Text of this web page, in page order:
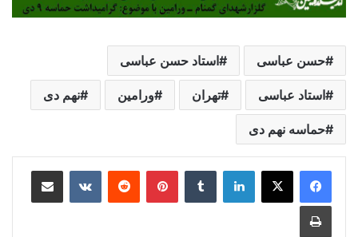
حسن عباسی استاد حسن عباسی
استاد عباسی تهران ورامین نهم دی
حماسه نهم دی
لینکدین ‫تامبلر ‫پین‌ترست‫رددیت ‫VKontakteاشتراک گذاری از طریق ایمیل
چاپ